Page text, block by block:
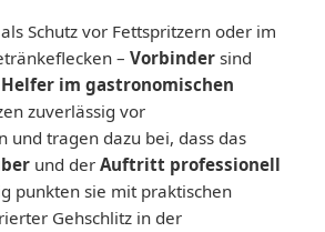
Schutz vor Fettspritzern oder im
– Vorbinder sind
im gastronomischen
zuverlässig vor
und tragen dazu bei, dass das
und der Auftritt professionell
punkten sie mit praktischen
Gehschlitz in der